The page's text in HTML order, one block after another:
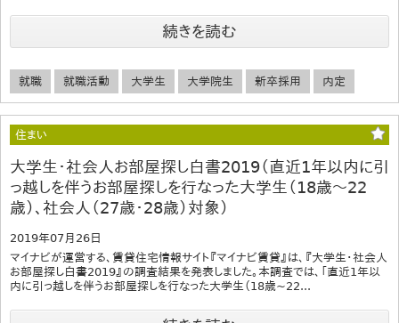
続きを読む
就職 就職活動 大学生 大学院生 新卒採用 内定
住まい
大学生・社会人お部屋探し白書2019（直近1年以内に引
っ越しを伴うお部屋探しを行なった大学生（18歳～22
歳）、社会人（27歳・28歳）対象）
2019年07月26日
マイナビが運営する、賃貸住宅情報サイト『マイナビ賃貸』は、『大学生・社会人
お部屋探し白書2019』の調査結果を発表しました。本調査では、「直近1年以
内に引っ越しを伴うお部屋探しを行なった大学生（18歳~22...